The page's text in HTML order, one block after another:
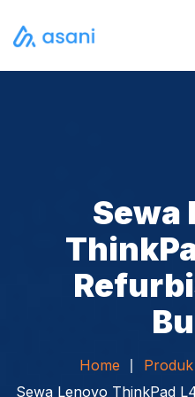
Sewa
Home Produk
Sewa Lenovo ThinkPad